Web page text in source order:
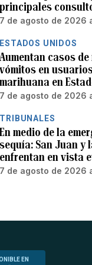
principales
7 de agosto de 2026
ESTADOS UNIDOS
Aumentan casos
vómitos en
marihuana en
7 de agosto de 2026
TRIBUNALES
En medio de la
sequía: San Juan y
enfrentan en vista
7 de agosto de 2026
EN